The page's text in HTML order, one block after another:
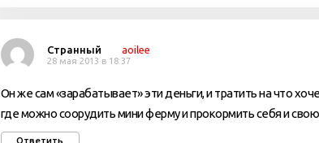
Странный aoilee
28 мая 2013 в 18:37
Он же сам «зарабатывает» эти деньги, и тратить на что
где можно соорудить мини ферму и прокормить себя и
Ответить